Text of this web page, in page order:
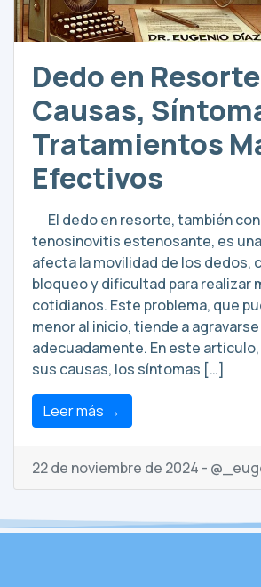
Dedo en
Causas,
Tratamientos
Efectivos
El dedo en resorte, también
tenosinovitis estenosante, es
afecta la movilidad de los dedos,
bloqueo y dificultad para realizar
cotidianos. Este problema, que
menor al inicio, tiende a
adecuadamente. En este
sus causas, los síntomas […]
Leer más →
22 de noviembre de 2024 -